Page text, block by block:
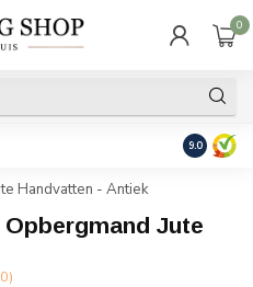
0
Achteraf
9.0
Handvatten - Antiek
Jute